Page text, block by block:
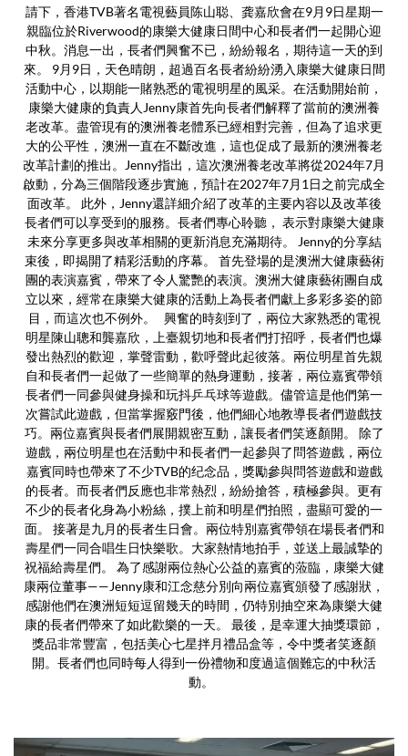
請下，香港TVB著名電視藝員陈山聪、龚嘉欣會在9月9日星期一
親臨位於Riverwood的康樂大健康日間中心和長者們一起開心迎
中秋。消息一出，長者們興奮不已，紛紛報名，期待這一天的到
來。 9月9日，天色晴朗，超過百名長者紛紛湧入康樂大健康日間
活動中心，以期能一賭熟悉的電視明星的風采。在活動開始前，
康樂大健康的負責人Jenny康首先向長者們解釋了當前的澳洲養
老改革。盡管現有的澳洲養老體系已經相對完善，但為了追求更
大的公平性，澳洲一直在不斷改進，這也促成了最新的澳洲養老
改革計劃的推出。Jenny指出，這次澳洲養老改革將從2024年7月
啟動，分為三個階段逐步實施，預計在2027年7月1日之前完成全
面改革。 此外，Jenny還詳細介紹了改革的主要內容以及改革後
長者們可以享受到的服務。長者們專心聆聽， 表示對康樂大健康
未來分享更多與改革相關的更新消息充滿期待。 Jenny的分享結
束後，即揭開了精彩活動的序幕。 首先登場的是澳洲大健康藝術
團的表演嘉賓，帶來了令人驚艷的表演。澳洲大健康藝術團自成
立以來，經常在康樂大健康的活動上為長者們獻上多彩多姿的節
目，而這次也不例外。 興奮的時刻到了，兩位大家熟悉的電視
明星陳山聰和龔嘉欣，上臺親切地和長者們打招呼，長者們也爆
發出熱烈的歡迎，掌聲雷動，歡呼聲此起彼落。兩位明星首先親
自和長者們一起做了一些簡單的熱身運動，接著，兩位嘉賓帶領
長者們一同參與健身操和玩抖乒乓球等遊戲。儘管這是他們第一
次嘗試此遊戲，但當掌握竅門後，他們細心地教導長者們遊戲技
巧。兩位嘉賓與長者們展開親密互動，讓長者們笑逐顏開。 除了
遊戲，兩位明星也在活動中和長者們一起參與了問答遊戲，兩位
嘉賓同時也帶來了不少TVB的纪念品，獎勵參與問答遊戲和遊戲
的長者。而長者們反應也非常熱烈，紛紛搶答，積極參與。更有
不少的長者化身為小粉絲，撲上前和明星們拍照，盡顯可愛的一
面。 接著是九月的長者生日會。兩位特別嘉賓帶領在場長者們和
壽星們一同合唱生日快樂歌。大家熱情地拍手，並送上最誠摯的
祝福給壽星們。 為了感謝兩位熱心公益的嘉賓的蒞臨，康樂大健
康兩位董事——Jenny康和江念慈分別向兩位嘉賓頒發了感謝狀，
感謝他們在澳洲短短逗留幾天的時間，仍特別抽空來為康樂大健
康的長者們帶來了如此歡樂的一天。 最後，是幸運大抽獎環節，
獎品非常豐富，包括美心七星拌月禮品盒等，令中獎者笑逐顏
開。長者們也同時每人得到一份禮物和度過這個難忘的中秋活
動。